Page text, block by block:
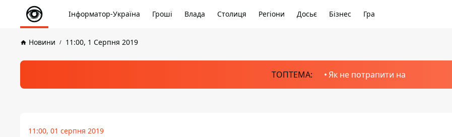
Інформатор-Україна Гроші Влада Столиця Регіони Досьє Бізнес Гра
Новини 11:00, 1 Серпня 2019
ТОПТЕМА: Як не потрапити на
11:00, 01 серпня 2019